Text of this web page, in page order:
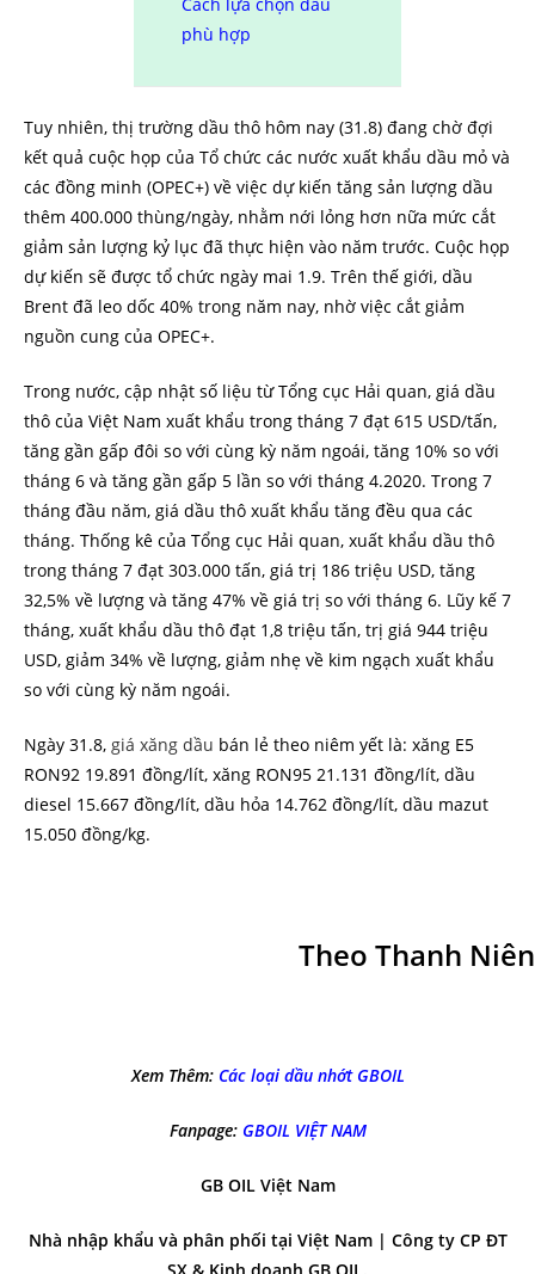
phù hợp
Tuy nhiên, thị trường dầu thô hôm nay (31.8) đang chờ đợi
kết quả cuộc họp của Tổ chức các nước xuất khẩu dầu mỏ và
các đồng minh (OPEC+) về việc dự kiến tăng sản lượng dầu
thêm 400.000 thùng/ngày, nhằm nới lỏng hơn nữa mức cắt
giảm sản lượng kỷ lục đã thực hiện vào năm trước. Cuộc họp
dự kiến sẽ được tổ chức ngày mai 1.9. Trên thế giới, dầu
Brent đã leo dốc 40% trong năm nay, nhờ việc cắt giảm
nguồn cung của OPEC+.
Trong nước, cập nhật số liệu từ Tổng cục Hải quan, giá dầu
thô của Việt Nam xuất khẩu trong tháng 7 đạt 615 USD/tấn,
tăng gần gấp đôi so với cùng kỳ năm ngoái, tăng 10% so với
tháng 6 và tăng gần gấp 5 lần so với tháng 4.2020. Trong 7
tháng đầu năm, giá dầu thô xuất khẩu tăng đều qua các
tháng. Thống kê của Tổng cục Hải quan, xuất khẩu dầu thô
trong tháng 7 đạt 303.000 tấn, giá trị 186 triệu USD, tăng
32,5% về lượng và tăng 47% về giá trị so với tháng 6. Lũy kế 7
tháng, xuất khẩu dầu thô đạt 1,8 triệu tấn, trị giá 944 triệu
USD, giảm 34% về lượng, giảm nhẹ về kim ngạch xuất khẩu
so với cùng kỳ năm ngoái.
Ngày 31.8, giá xăng dầu bán lẻ theo niêm yết là: xăng E5
RON92 19.891 đồng/lít, xăng RON95 21.131 đồng/lít, dầu
diesel 15.667 đồng/lít, dầu hỏa 14.762 đồng/lít, dầu mazut
15.050 đồng/kg.
Theo Thanh Niên
Xem Thêm: Các loại dầu nhớt GBOIL
Fanpage: GBOIL VIỆT NAM
GB OIL Việt Nam
Nhà nhập khẩu và phân phối tại Việt Nam | Công ty CP ĐT